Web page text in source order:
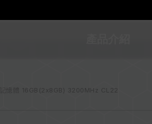
憶體 16GB(2x8GB) 3200MHz CL22